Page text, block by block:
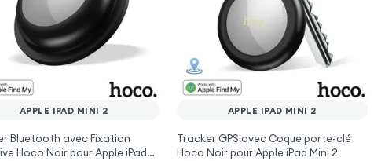
APPLE IPAD MINI 2
Bluetooth avec Fixation
Hoco Noir pour Apple iPad
APPLE IPAD MINI 2
Tracker GPS avec Coque porte-clé
Hoco Noir pour Apple iPad Mini 2